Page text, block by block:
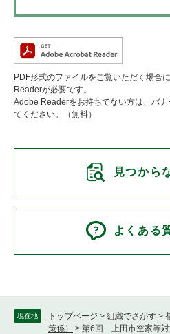
現在地 トップページ > 組織でさがす >
策係）
> 第6回 上田市空家等対
PDF形式のファイルをご覧いただく場合
Readerが必要です。
Adobe Readerをお持ちでない方は、バ
てください。（無料）
見つから
よくある